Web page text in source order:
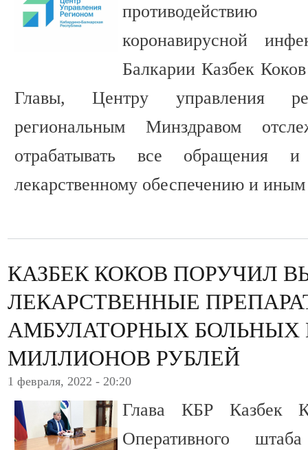
коронавирусной
Балкарии Казбек
Главы, Центру управления
региональным Минздравом
отрабатывать все
лекарственному обеспечению и
КАЗБЕК КОКОВ ПОРУЧИЛ
ЛЕКАРСТВЕННЫЕ
АМБУЛАТОРНЫХ БОЛЬНЫХ
МИЛЛИОНОВ РУБЛЕЙ
1 февраля, 2022 - 20:20
Глава КБР Казбек
Оперативного